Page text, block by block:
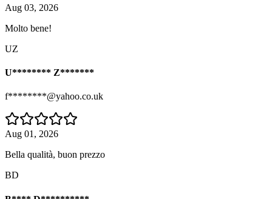
Aug 03, 2026
Molto bene!
UZ
U******** Z*******
f********@yahoo.co.uk
Aug 01, 2026
Bella qualità, buon prezzo
BD